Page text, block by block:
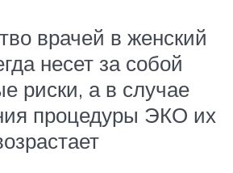
врачей в женский
несет за собой
риски, а в случае
процедуры ЭКО их